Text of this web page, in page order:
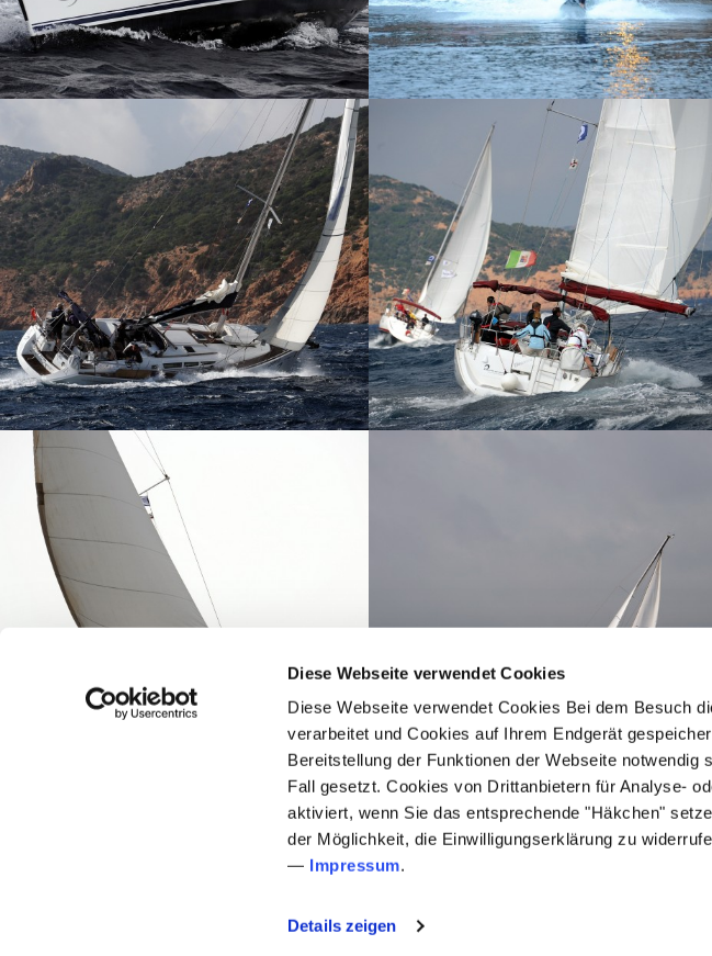
Diese Webseite verwendet Cookies
Diese Webseite verwendet Cookies Bei dem Besuch
verarbeitet und Cookies auf Ihrem Endgerät
Bereitstellung der Funktionen der Webseite
Fall gesetzt. Cookies von Drittanbietern für Analyse-
aktiviert, wenn Sie das entsprechende "Häkchen"
der Möglichkeit, die Einwilligungserklärung zu
— Impressum.
Details zeigen
ZURÜCK ZU